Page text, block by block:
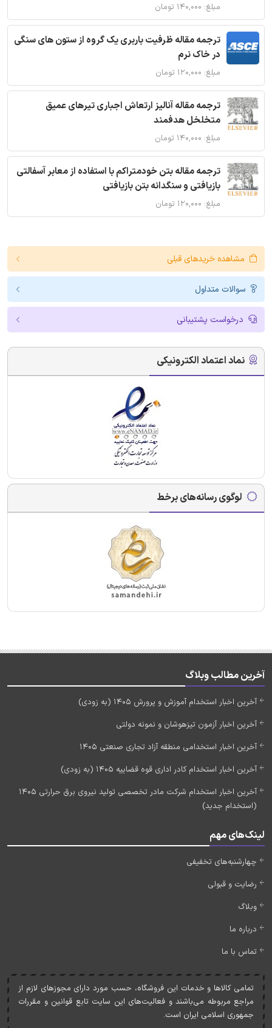
مبلغ: ۱۴۰,۰۰۰ تومان
ترجمه مقاله ظرفیت باربری یک گروه از ستون های سنگی
در خاک نرم
مبلغ: ۱۲۰,۰۰۰ تومان
ترجمه مقاله آنالیز ارتعاش اجباری تیرهای عمیق
متخلخل هدفمند
مبلغ: ۱۴۰,۰۰۰ تومان
ترجمه مقاله بتن خودمتراکم با استفاده از معابر آسفالتی
بازیافتی و سنگدانه بتن بازیافتی
مبلغ: ۱۲۰,۰۰۰ تومان
مشاهده خریدهای قبلی
سوالات متداول
درخواست پشتیبانی
نماد اعتماد الکترونیکی
لوگوی رسانه‌های برخط
آخرین مطالب وبلاگ
آخرین اخبار استخدام آموزش و پرورش 1405 (به زودی)
آخرین اخبار آزمون تیزهوشان و نمونه دولتی
آخرین اخبار استخدامی منطقه آزاد تجاری صنعتی 1405
آخرین اخبار استخدام کادر اداری قوه قضاییه 1405 (به زودی)
آخرین اخبار استخدام شرکت مادر تخصصی تولید نیروی برق حرارتی 1405
(استخدام جدید)
لینک‌های مهم
چهارشنبه‌های تخفیفی
رضایت و قبولی
وبلاگ
درباره ما
تماس با ما
تمامی کالاها و خدمات اين فروشگاه، حسب مورد دارای مجوزهای لازم از
مراجع مربوطه می‌باشند و فعاليت‌های اين سايت تابع قوانين و مقررات
جمهوری اسلامی ايران است.